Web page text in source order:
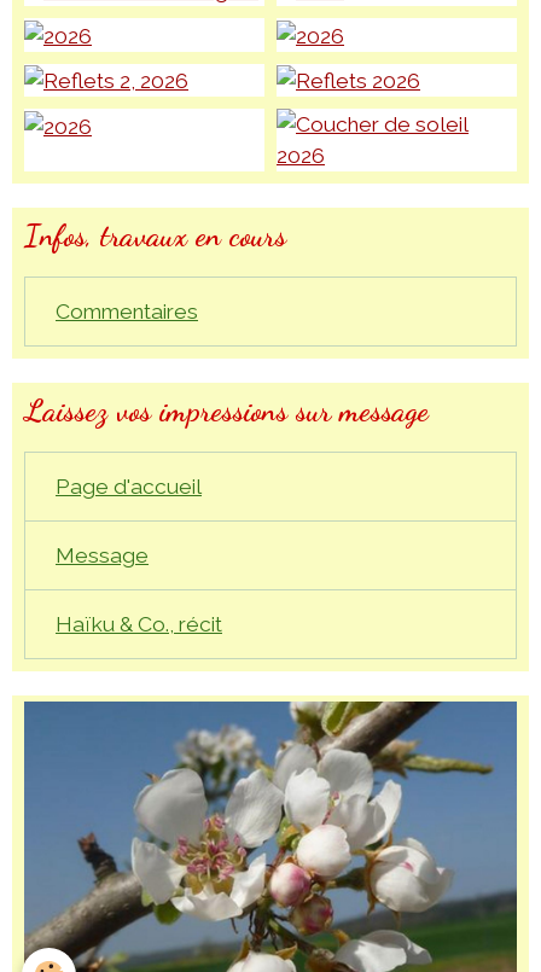
Infos, travaux en cours
Commentaires
Laissez vos impressions sur message
Page d'accueil
Message
Haïku & Co., récit